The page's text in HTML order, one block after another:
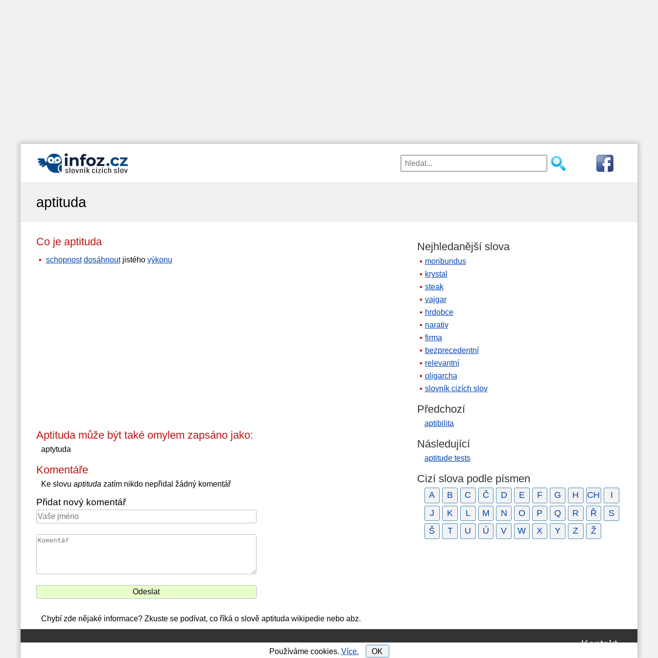
aptituda
Co je aptituda
schopnost dosáhnoutjistého výkonu
Aptituda může být také omylem zapsáno jako:
aptytuda
Komentáře
Ke slovu aptituda zatím nikdo nepřidal žádný komentář
Přidat nový komentář
Chybí zde nějaké informace? Zkuste se podívat, co říká o slově aptituda wikipedie nebo abz.
Nejhledanější slova
moribundus
krystal
steak
vajgar
hrdobce
narativ
firma
bezprecedentní
relevantní
oligarcha
slovník cizích slov
Předchozí
aptibilita
Následující
aptitude tests
Cizí slova podle písmen
A B C Č D E F G H CH
I
J
K L M N O P Q R Ř
S
Š
T U Ú V W X Y Z Ž
Kontakt
Používáme cookies. Více. OK